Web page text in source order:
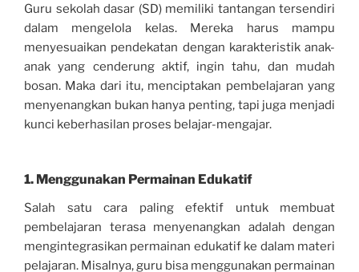
Guru sekolah dasar (SD) memiliki tantangan tersendiri
dalam mengelola kelas. Mereka harus mampu
menyesuaikan pendekatan dengan karakteristik anak-
anak yang cenderung aktif, ingin tahu, dan mudah
bosan. Maka dari itu, menciptakan pembelajaran yang
menyenangkan bukan hanya penting, tapi juga menjadi
kunci keberhasilan proses belajar-mengajar.
1. Menggunakan Permainan Edukatif
Salah satu cara paling efektif untuk membuat
pembelajaran terasa menyenangkan adalah dengan
mengintegrasikan permainan edukatif ke dalam materi
pelajaran. Misalnya, guru bisa menggunakan permainan